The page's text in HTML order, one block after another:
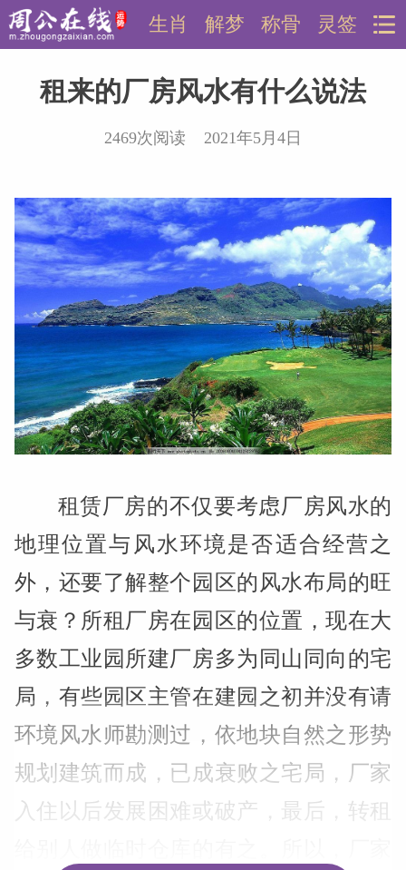
灵签
称骨
解梦
生肖
租来的厂房风水有什么说法
2469次阅读 2021年5月4日
租赁厂房的不仅要考虑厂房风水的
地理位置与风水环境是否适合经营之
外，还要了解整个园区的风水布局的旺
与衰？所租厂房在园区的位置，现在大
多数工业园所建厂房多为同山同向的宅
局，有些园区主管在建园之初并没有请
环境风水师勘测过，依地块自然之形势
规划建筑而成，已成衰败之宅局，厂家
入住以后发展困难或破产，最后，转租